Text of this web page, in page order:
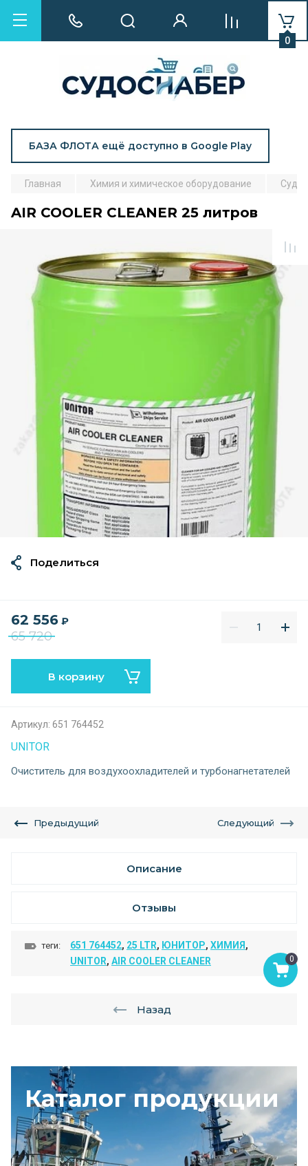
0
БАЗА ФЛОТА ещё доступно в Google Play
0
Каталог продукции
Главная Химия и химическое оборудование
AIR COOLER CLEANER 25 литров
62 556 ₽
65 720
В корзину
Артикул: 651 764452
UNITOR
Очиститель для воздухоохладителей и турбонагнетателей
Поделиться
Предыдущий Следующий
Описание
Отзывы
теги: 651 764452, 25 LTR, ЮНИТОР, ХИМИЯ ,
UNITOR, AIR COOLER CLEANER
Назад